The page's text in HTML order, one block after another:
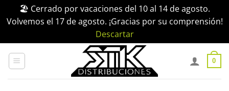
🏖️ Cerrado por vacaciones del 10 al 14 de agosto.
Volvemos el 17 de agosto. ¡Gracias por su comprensión!
Descartar
0